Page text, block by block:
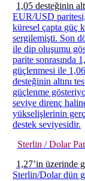
1,05 desteğinin
EUR/USD paritesi,
küresel çapta güç
sergilemişti. Son
ile dip oluşumu
parite sonrasında
güçlenmesi ile
desteğinin altını
güçlenme
seviye direnç
yükselişlerinin
destek seviyesidir.
Sterlin / Dolar
1,27’in üzerinde
Sterlin/Dolar dün